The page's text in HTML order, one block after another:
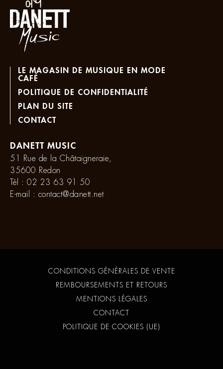
LE MAGASIN DE MUSIQUE EN MODE
CAFÉ
POLITIQUE DE CONFIDENTIALITÉ
PLAN DU SITE
CONTACT
DANETT MUSIC
51 Rue de la Châtaigneraie,
35600 Redon
Tél : 02 23 63 91 50
E-mail : contact@danett.net
CONDITIONS GÉNÉRALES DE VENTE
REMBOURSEMENTS ET RETOURS
MENTIONS LÉGALES
CONTACT
POLITIQUE DE COOKIES (UE)